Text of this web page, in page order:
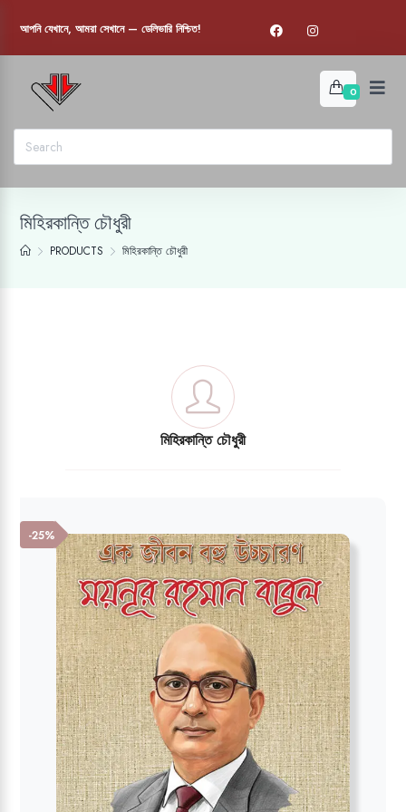
আপনি যেখানে, আমরা সেখানে — ডেলিভারি নিশ্চিত!
0
মিহিরকান্তি চৌধুরী
PRODUCTS মিহিরকান্তি চৌধুরী
মিহিরকান্তি চৌধুরী
-25%